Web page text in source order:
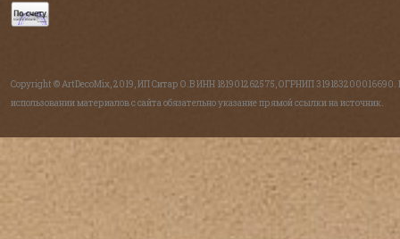
Copyright © ArtDecoMix, 2019, ИП Ситар О.В ИНН 181901262575, ОГРНИП 319183200016690.
использовании материалов с сайта обязательно указание прямой ссылки на источник.